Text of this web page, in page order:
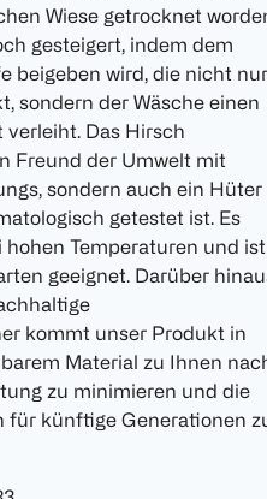
Wiese getrocknet
gesteigert, indem dem
beigeben wird, die nicht nur
sondern der Wäsche einen
Das Hirsch
Freund der Umwelt mit
sondern auch ein Hüter
getestet ist. Es
hohen Temperaturen und ist
geeignet. Darüber
kommt unser Produkt in
Material zu Ihnen
zu minimieren und die
für künftige Generationen